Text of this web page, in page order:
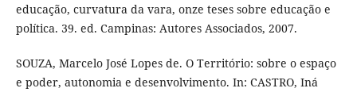
educação, curvatura da vara, onze teses sobre educação e
política. 39. ed. Campinas: Autores Associados, 2007.
SOUZA, Marcelo José Lopes de. O Território: sobre o espaço
e poder, autonomia e desenvolvimento. In: CASTRO, Iná